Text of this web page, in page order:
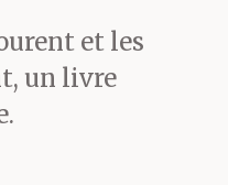
la
et les
un livre